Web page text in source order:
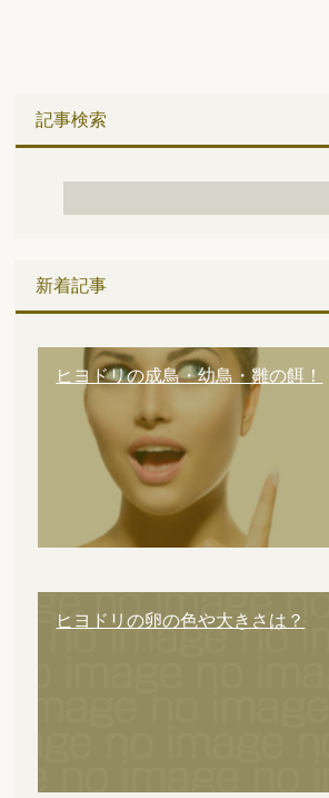
記事検索
新着記事
ヒヨドリの成鳥・幼鳥・雛の餌！
ヒヨドリの卵の色や大きさは？